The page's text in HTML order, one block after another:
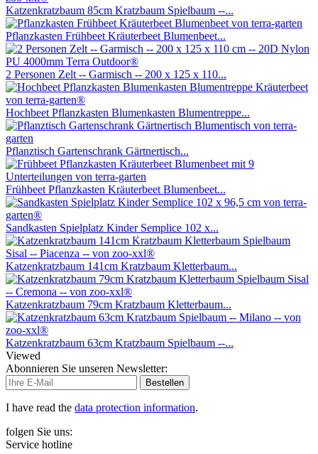
Katzenkratzbaum 85cm Kratzbaum Spielbaum --...
Pflanzkasten Frühbeet Kräuterbeet Blumenbeet...
2 Personen Zelt -- Garmisch -- 200 x 125 x 110...
Hochbeet Pflanzkasten Blumenkasten Blumentreppe...
Pflanztisch Gartenschrank Gärtnertisch...
Frühbeet Pflanzkasten Kräuterbeet Blumenbeet...
Sandkasten Spielplatz Kinder Semplice 102 x...
Katzenkratzbaum 141cm Kratzbaum Kletterbaum...
Katzenkratzbaum 79cm Kratzbaum Kletterbaum...
Katzenkratzbaum 63cm Kratzbaum Spielbaum --...
Viewed
Abonnieren Sie unseren Newsletter:
Bestellen
I have read the data protection information.
folgen Sie uns:
Service hotline